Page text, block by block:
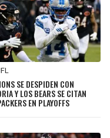
SE DESPIDEN CON
Y LOS BEARS SE CITAN
EN PLAYOFFS